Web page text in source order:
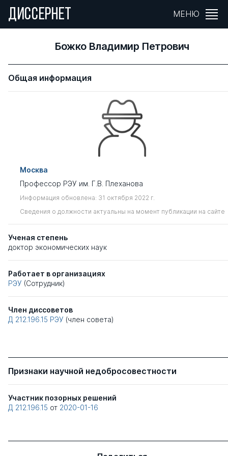
ДИССЕРНЕТ МЕНЮ
Божко Владимир Петрович
Общая информация
Москва
Профессор РЭУ им. Г.В. Плеханова
Информация обновлена: 31 октября 2022 г.
Сведения о должности актуальны на момент публикации на сайте
Ученая степень
доктор экономических наук
Работает в организациях
РЭУ (Сотрудник)
Член диссоветов
Д 212.196.15 РЭУ (член совета)
Признаки научной недобросовестности
Участник позорных решений
Д 212.196.15 от 2020-01-16